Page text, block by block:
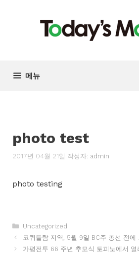
기
메뉴
photo test
2017년 04월 21일 작성자: admin
photo testing
카
테
리
Uncategorized
코퀴틀람 지역, 5월 9일 BC주 총선 전에
가평전투 66 주년 추모식 토피노에서 열